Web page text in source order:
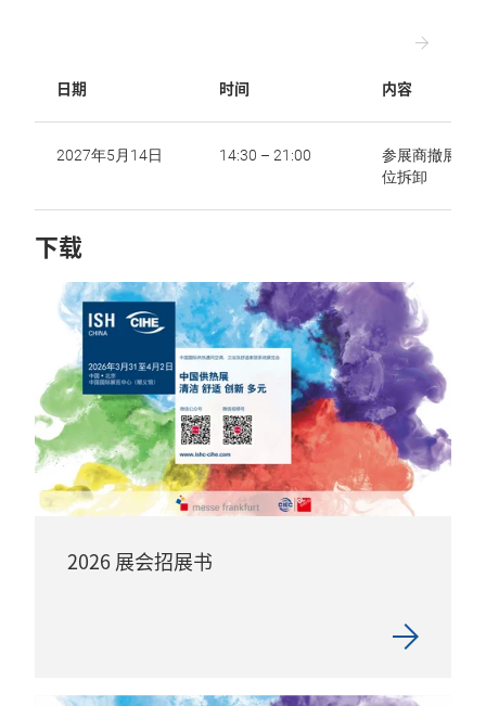
日期 时间 内容
2027年5月14日 14:30 – 21:00
参展商撤展及
位拆卸
下载
2026 展会招展书